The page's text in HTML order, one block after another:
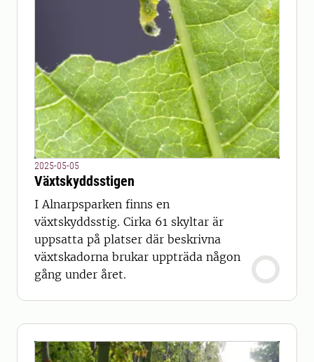
2025-05-05
Växtskyddsstigen
I Alnarpsparken finns en
växtskyddsstig. Cirka 61 skyltar är
uppsatta på platser där beskrivna
växtskadorna brukar uppträda någon
gång under året.